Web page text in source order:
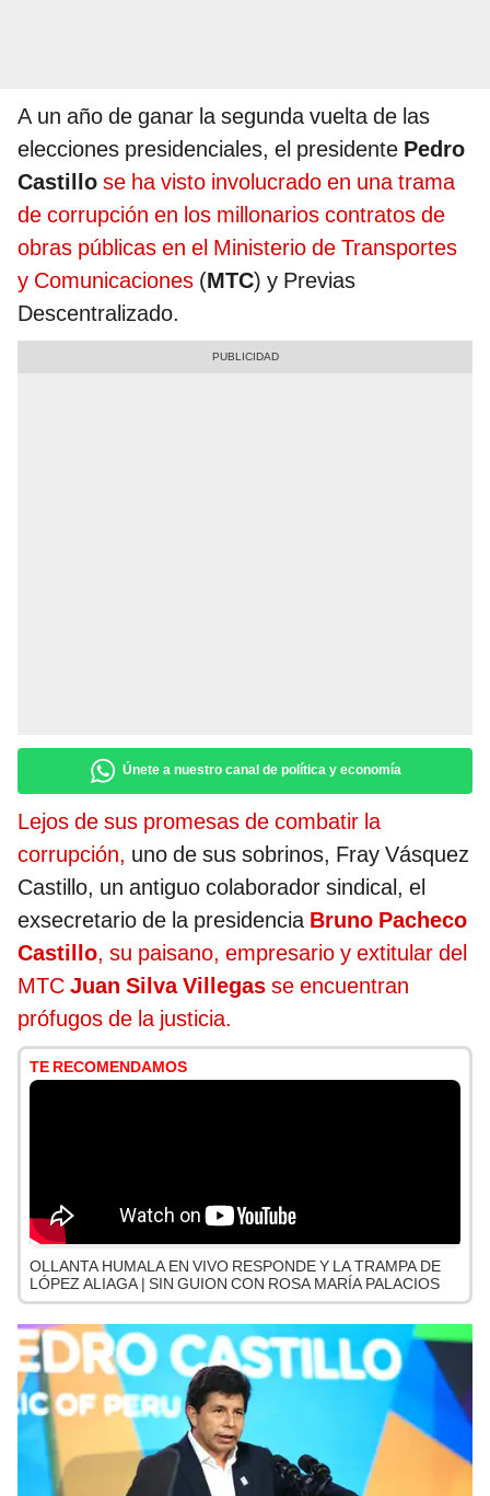
A un año de ganar la segunda vuelta de las
elecciones presidenciales, el presidente Pedro
Castillo se ha visto involucrado en una trama
de corrupción en los millonarios contratos de
obras públicas en el Ministerio de Transportes
y Comunicaciones (MTC) y Previas
Descentralizado.
Únete a nuestro canal de política y economía
Lejos de sus promesas de combatir la
corrupción, uno de sus sobrinos, Fray Vásquez
Castillo, un antiguo colaborador sindical, el
exsecretario de la presidencia Bruno Pacheco
Castillo, su paisano, empresario y extitular del
MTC Juan Silva Villegas se encuentran
prófugos de la justicia.
TE RECOMENDAMOS
OLLANTA HUMALA EN VIVO RESPONDE Y LA TRAMPA DE
LÓPEZ ALIAGA | SIN GUION CON ROSA MARÍA PALACIOS